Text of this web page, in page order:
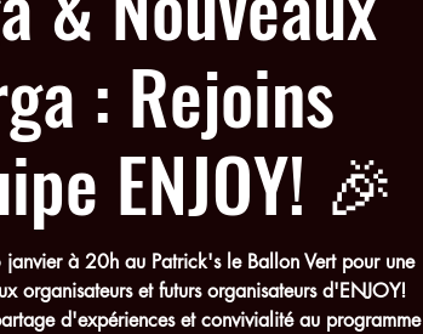
: Rejoins
ENJOY! 🎉
janvier à 20h au Patrick's le Ballon Vert pour une
organisateurs et futurs organisateurs d'ENJOY!
d'expériences et convivialité au programme